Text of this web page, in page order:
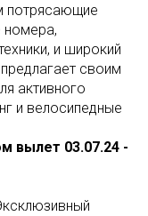
потрясающие
номера,
и широкий
своим
активного
и велосипедные
вылет 03.07.24 -